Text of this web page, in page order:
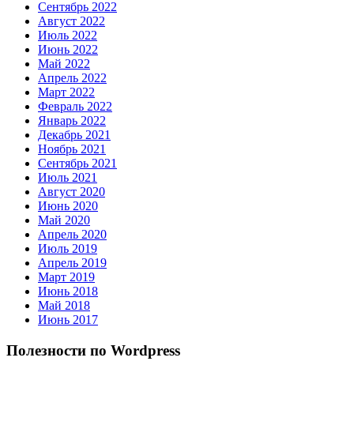
Сентябрь 2022
Август 2022
Июль 2022
Июнь 2022
Май 2022
Апрель 2022
Март 2022
Февраль 2022
Январь 2022
Декабрь 2021
Ноябрь 2021
Сентябрь 2021
Июль 2021
Август 2020
Июнь 2020
Май 2020
Апрель 2020
Июль 2019
Апрель 2019
Март 2019
Июнь 2018
Май 2018
Июнь 2017
Полезности по Wordpress